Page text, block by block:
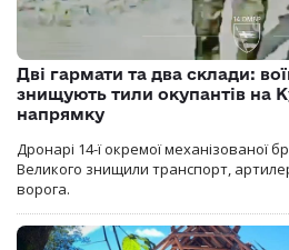
Дві гармати та два склади:
знищують тили окупантів на
напрямку
Дронарі 14-ї окремої механізованої
Великого знищили транспорт,
ворога.